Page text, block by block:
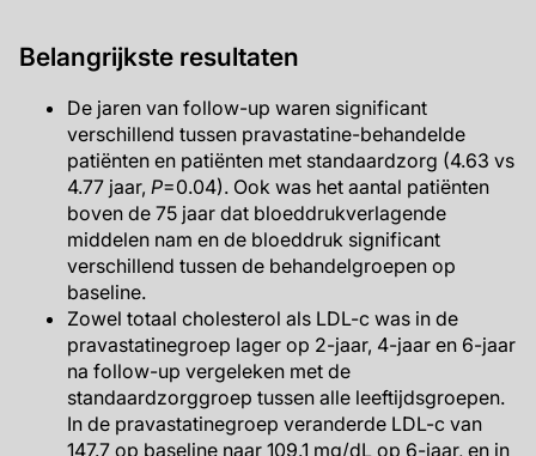
Belangrijkste resultaten
De jaren van follow-up waren significant
verschillend tussen pravastatine-behandelde
patiënten en patiënten met standaardzorg (4.63 vs
4.77 jaar, P=0.04). Ook was het aantal patiënten
boven de 75 jaar dat bloeddrukverlagende
middelen nam en de bloeddruk significant
verschillend tussen de behandelgroepen op
baseline.
Zowel totaal cholesterol als LDL-c was in de
pravastatinegroep lager op 2-jaar, 4-jaar en 6-jaar
na follow-up vergeleken met de
standaardzorggroep tussen alle leeftijdsgroepen.
In de pravastatinegroep veranderde LDL-c van
147.7 op baseline naar 109.1 mg/dL op 6-jaar, en in